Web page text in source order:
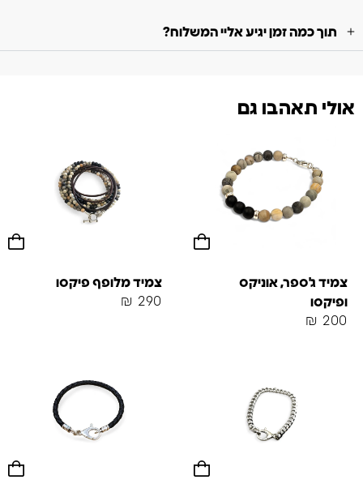
תוך כמה זמן יגיע אליי המשלוח?
אולי תאהבו גם
צמיד ג'ספר, אוניקס
ופיקסו
₪ 200
צמיד מלופף פיקסו
₪ 290